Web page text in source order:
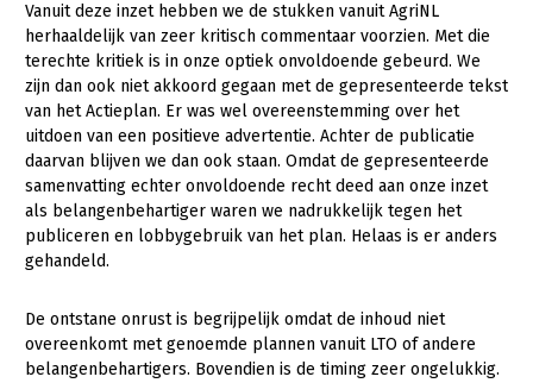
Biologische Landbouw
Geitenhouderij
Kalverhouderij
Konijnenhouderij
Melkveehouderij
Paardenhouderij
Pluimveehouderij
Schapenhouderij
Varkenshouderij
Plant
Akkerbouw
Biologische Landbouw
Bollenteelt
Bomen, vaste planten en zomerbloemen
Fruitteelt
Glastuinbouw
Paddenstoelen
Vollegrondsgroente
Multifunctionele landbouw
Multifunctioneel
Vrouw en Bedrijf
Onderwerpen
Nieuws
Nieuwsabonnement
Webinars
LTO Nederland
Vanuit deze inzet hebben we de stukken vanuit AgriNL
herhaaldelijk van zeer kritisch commentaar voorzien. Met die
terechte kritiek is in onze optiek onvoldoende gebeurd. We
zijn dan ook niet akkoord gegaan met de gepresenteerde tekst
van het Actieplan. Er was wel overeenstemming over het
uitdoen van een positieve advertentie. Achter de publicatie
daarvan blijven we dan ook staan. Omdat de gepresenteerde
samenvatting echter onvoldoende recht deed aan onze inzet
als belangenbehartiger waren we nadrukkelijk tegen het
publiceren en lobbygebruik van het plan. Helaas is er anders
gehandeld.
De ontstane onrust is begrijpelijk omdat de inhoud niet
overeenkomt met genoemde plannen vanuit LTO of andere
belangenbehartigers. Bovendien is de timing zeer ongelukkig.